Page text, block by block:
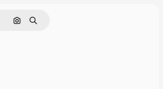
Pesquisar por imagem
Buscar